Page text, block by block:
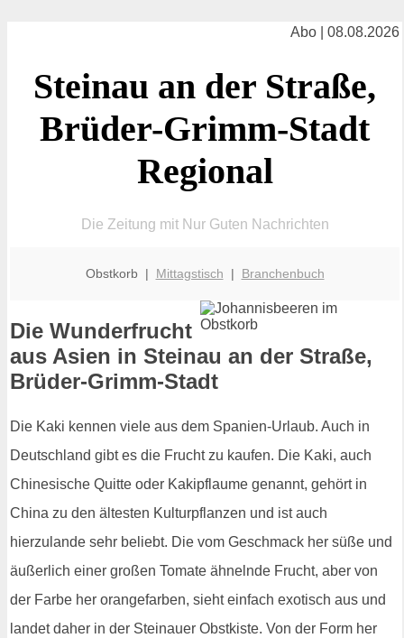
Abo | 08.08.2026
Steinau an der Straße,
Brüder-Grimm-Stadt
Regional
Die Zeitung mit Nur Guten Nachrichten
Obstkorb | Mittagstisch | Branchenbuch
Die Wunderfrucht
aus Asien in Steinau an der Straße,
Brüder-Grimm-Stadt
Die Kaki kennen viele aus dem Spanien-Urlaub. Auch in
Deutschland gibt es die Frucht zu kaufen. Die Kaki, auch
Chinesische Quitte oder Kakipflaume genannt, gehört in
China zu den ältesten Kulturpflanzen und ist auch
hierzulande sehr beliebt. Die vom Geschmack her süße und
äußerlich einer großen Tomate ähnelnde Frucht, aber von
der Farbe her orangefarben, sieht einfach exotisch aus und
landet daher in der Steinauer Obstkiste. Von der Form her